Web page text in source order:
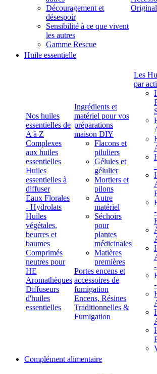
Découragement et
désespoir
Sensibilité à ce que vivent
les autres
Gamme Rescue
Original
Huile essentielle
Nos huiles
essentielles de
A à Z
Complexes
aux huiles
essentielles
Huiles
essentielles à
diffuser
Eaux Florales
- Hydrolats
Huiles
végétales,
beurres et
baumes
Comprimés
neutres pour
HE
Aromathèques
Diffuseurs
d'huiles
essentielles
Ingrédients et
matériel pour vos
préparations
maison DIY
Flacons et
piluliers
Gélules et
gélulier
Mortiers et
pilons
Autre
matériel
Séchoirs
pour
plantes
médicinales
Matières
premières
Portes encens et
accessoires de
fumigation
Encens, Résines
Traditionnelles &
Fumigation
Les
par
Complément alimentaire